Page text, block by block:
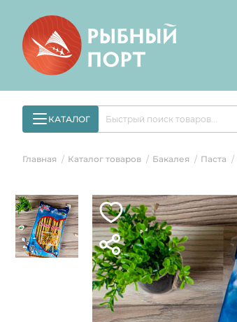
КАТАЛОГ
Главная / Каталог товаров / Бакалея / Паста /